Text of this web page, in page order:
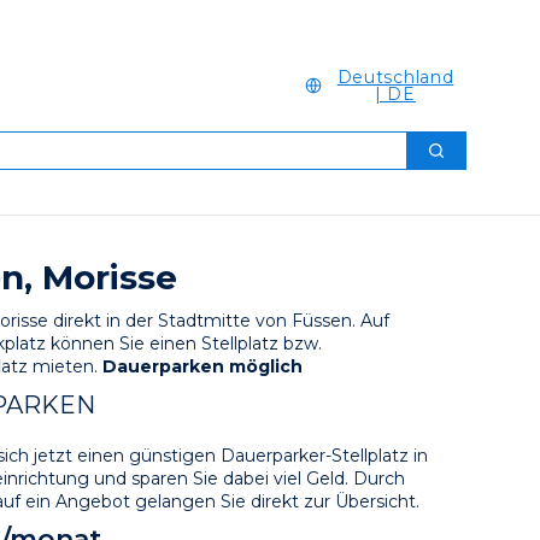
Deutschland
| DE
Suchen
Morisse
direkt in der Stadtmitte von Füssen. Auf
können Sie einen Stellplatz bzw.
mieten. Dauerparken möglich
jetzt einen günstigen Dauerparker-Stellplatz in
und sparen Sie dabei viel Geld. Durch
ein Angebot gelangen Sie direkt zur Übersicht.